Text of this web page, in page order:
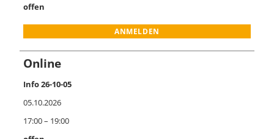
offen
ANMELDEN
Online
Info 26-10-05
05.10.2026
17:00 – 19:00